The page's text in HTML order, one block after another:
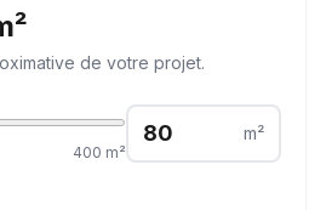
de votre projet.
400 m²
m²